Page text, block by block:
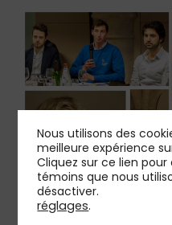
Nous utilisons des
meilleure expérience
Cliquez sur ce lien pour
témoins que nous
désactiver.
réglages.